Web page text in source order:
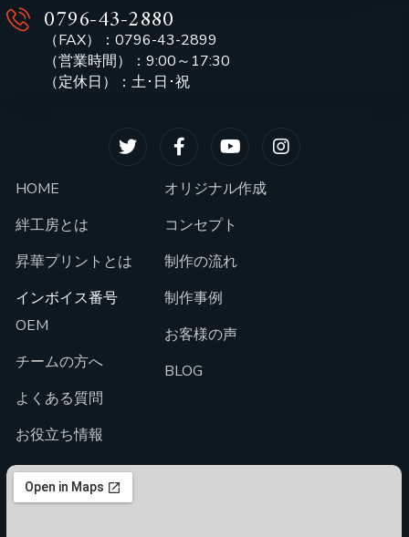
0796-43-2880
（FAX）：0796-43-2899
（営業時間）：9:00～17:30
（定休日）：土･日･祝
HOME
絆工房とは
昇華プリントとは
インボイス番号
OEM
チームの方へ
よくある質問
お役立ち情報
オリジナル作成
コンセプト
制作の流れ
制作事例
お客様の声
BLOG